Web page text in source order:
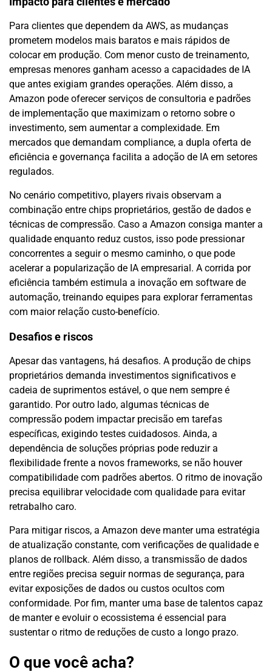
Para clientes que dependem da AWS, as mudanças
prometem modelos mais baratos e mais rápidos de
colocar em produção. Com menor custo de treinamento,
empresas menores ganham acesso a capacidades de IA
que antes exigiam grandes operações. Além disso, a
Amazon pode oferecer serviços de consultoria e padrões
de implementação que maximizam o retorno sobre o
investimento, sem aumentar a complexidade. Em
mercados que demandam compliance, a dupla oferta de
eficiência e governança facilita a adoção de IA em setores
regulados.
No cenário competitivo, players rivais observam a
combinação entre chips proprietários, gestão de dados e
técnicas de compressão. Caso a Amazon consiga manter a
qualidade enquanto reduz custos, isso pode pressionar
concorrentes a seguir o mesmo caminho, o que pode
acelerar a popularização de IA empresarial. A corrida por
eficiência também estimula a inovação em software de
automação, treinando equipes para explorar ferramentas
com maior relação custo-benefício.
Desafios e riscos
Apesar das vantagens, há desafios. A produção de chips
proprietários demanda investimentos significativos e
cadeia de suprimentos estável, o que nem sempre é
garantido. Por outro lado, algumas técnicas de
compressão podem impactar precisão em tarefas
específicas, exigindo testes cuidadosos. Ainda, a
dependência de soluções próprias pode reduzir a
flexibilidade frente a novos frameworks, se não houver
compatibilidade com padrões abertos. O ritmo de inovação
precisa equilibrar velocidade com qualidade para evitar
retrabalho caro.
Para mitigar riscos, a Amazon deve manter uma estratégia
de atualização constante, com verificações de qualidade e
planos de rollback. Além disso, a transmissão de dados
entre regiões precisa seguir normas de segurança, para
evitar exposições de dados ou custos ocultos com
conformidade. Por fim, manter uma base de talentos capaz
de manter e evoluir o ecossistema é essencial para
sustentar o ritmo de reduções de custo a longo prazo.
O que você acha?